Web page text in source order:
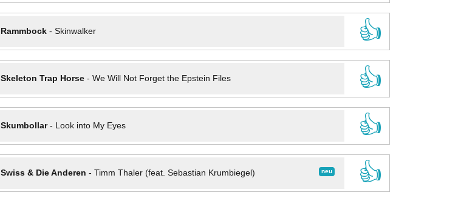
Rammbock- Skinwalker
👍
Skeleton Trap Horse- We Will Not Forget the Epstein Files
👍
Skumbollar- Look into My Eyes
👍
neu
Swiss & Die Anderen - Timm Thaler (feat. Sebastian Krumbiegel)
👍